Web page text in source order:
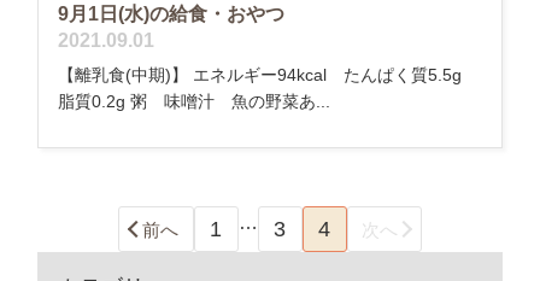
9月1日(水)の給食・おやつ
2021.09.01
【離乳食(中期)】 エネルギー94kcal たんぱく質5.5g
脂質0.2g 粥 味噌汁 魚の野菜あ...
前へ 1 … 3 4 次へ